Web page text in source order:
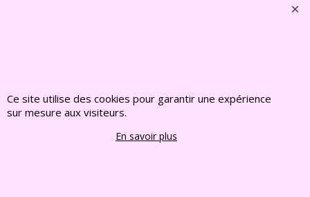
Ce site utilise des cookies pour garantir une expérience
sur mesure aux visiteurs.
En savoir plus